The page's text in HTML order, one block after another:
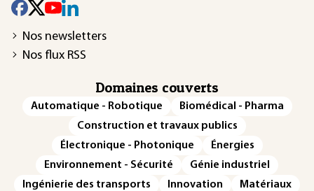
Nos newsletters
Nos flux RSS
Domaines couverts
Automatique - Robotique
Biomédical - Pharma
Construction et travaux publics
Électronique - Photonique
Énergies
Environnement - Sécurité
Génie industriel
Ingénierie des transports
Innovation
Matériaux